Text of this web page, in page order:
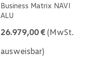
Business Matrix NAVI
ALU
26.979,00 € (MwSt.
ausweisbar)